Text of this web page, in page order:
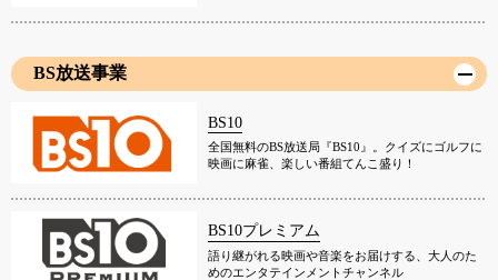
BS放送事業
BS10
全国無料のBS放送局『BS10』。クイズにゴルフに
映画に麻雀、楽しい番組てんこ盛り！
BS10プレミアム
語り継がれる映画や音楽をお届けする、大人のた
めのエンタテインメントチャンネル